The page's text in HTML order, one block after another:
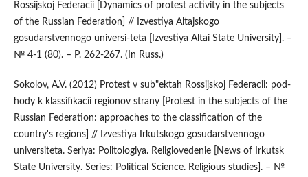
Rossijskoj Federacii [Dynamics of protest activity in the subjects
of the Russian Federation] // Izvestiya Altajskogo
gosudarstvennogo universi-teta [Izvestiya Altai State University]. –
№ 4-1 (80). – P. 262-267. (In Russ.)
Sokolov, A.V. (2012) Protest v sub"ektah Rossijskoj Federacii: pod-
hody k klassifikacii regionov strany [Protest in the subjects of the
Russian Federation: approaches to the classification of the
country's regions] // Izvestiya Irkutskogo gosudarstvennogo
universiteta. Seriya: Politologiya. Religiovedenie [News of Irkutsk
State University. Series: Political Science. Religious studies]. – №